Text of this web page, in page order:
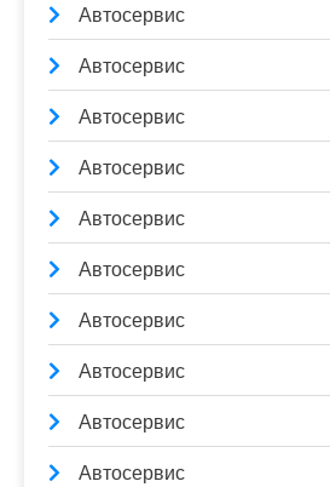
Автосервис
Автосервис
Автосервис
Автосервис
Автосервис
Автосервис
Автосервис
Автосервис
Автосервис
Автосервис